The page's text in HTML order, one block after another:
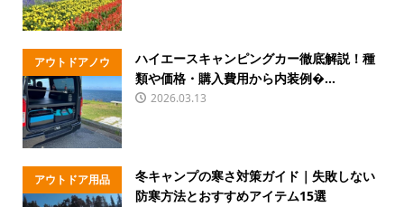
アウトドアノウ
ハウ
ハイエースキャンピングカー徹底解説！種
類や価格・購入費用から内装例�...
2026.03.13
アウトドア用品
冬キャンプの寒さ対策ガイド｜失敗しない
防寒方法とおすすめアイテム15選